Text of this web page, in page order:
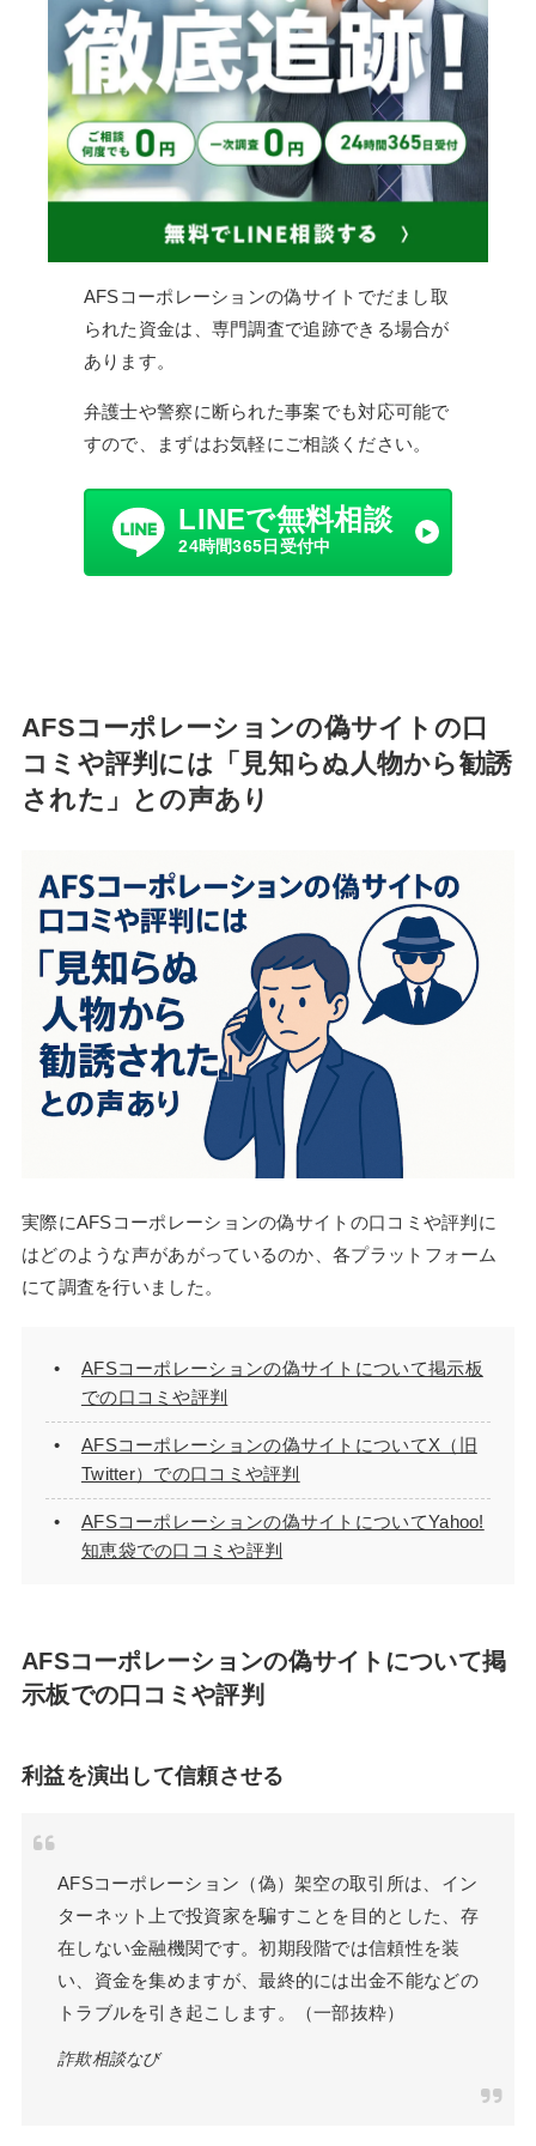
AFSコーポレーションの偽サイトでだまし取
られた資金は、専門調査で追跡できる場合が
あります。
弁護士や警察に断られた事案でも対応可能で
すので、まずはお気軽にご相談ください。
LINEで無料相談
24時間365日受付中
AFSコーポレーションの偽サイトの口
コミや評判には「見知らぬ人物から勧誘
された」との声あり
実際にAFSコーポレーションの偽サイトの口コミや評判に
はどのような声があがっているのか、各プラットフォーム
にて調査を行いました。
AFSコーポレーションの偽サイトについて掲示板
での口コミや評判
AFSコーポレーションの偽サイトについてX（旧
Twitter）での口コミや評判
AFSコーポレーションの偽サイトについてYahoo!
知恵袋での口コミや評判
AFSコーポレーションの偽サイトについて掲
示板での口コミや評判
利益を演出して信頼させる
AFSコーポレーション（偽）架空の取引所は、イン
ターネット上で投資家を騙すことを目的とした、存
在しない金融機関です。初期段階では信頼性を装
い、資金を集めますが、最終的には出金不能などの
トラブルを引き起こします。（一部抜粋）
詐欺相談なび